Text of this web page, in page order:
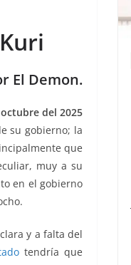
El Demon.
del 2025
su gobierno; la
que
muy a su
en el gobierno
y a falta del
tendría que